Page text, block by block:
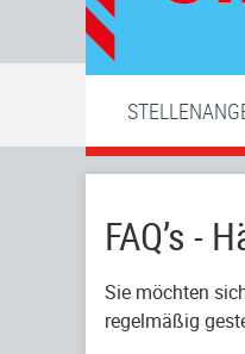
FAQ’s -
Sie möchten
regelmäßig